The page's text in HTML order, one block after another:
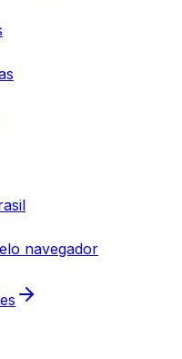
navegador